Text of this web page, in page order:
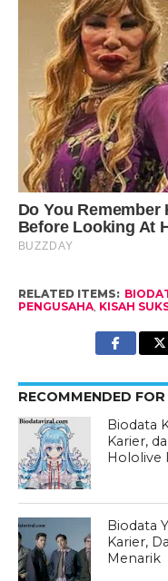
RELATED ITEMS:
PENGUSAHA, KISAH
RECOMMENDED FOR
Biodata
Karier,
Hololive
Biodata
Karier,
Menarik